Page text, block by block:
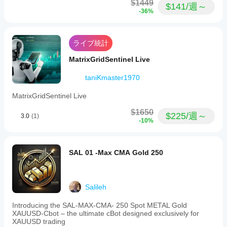
directly
on
the
trading
chart.
For
use,
is
recommended
running
the
robot
during
major
economic
news
releases
due
to
解す
るの
に役
立ち
ま
す。
$1449
-36% $141/週～
ライブ統計
MatrixGridSentinel Live
taniKmaster1970
MatrixGridSentinel Live
3.0 (1) $1650
-10% $225/週～
SAL 01 -Max CMA Gold 250
Salileh
Introducing the SAL-MAX-CMA- 250 Spot METAL Gold
XAUUSD-Cbot – the ultimate cBot designed exclusively for
XAUUSD trading